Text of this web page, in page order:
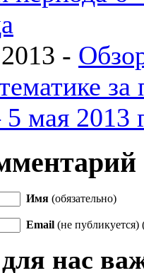
-
за
5 мая 2013
Имя (обязательно)
Email (не публикуется)
нас